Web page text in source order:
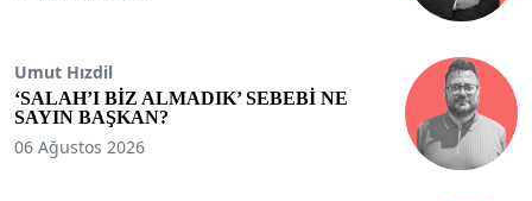
Umut Hızdil
‘SALAH’I BİZ ALMADIK’ SEBEBİ NE
SAYIN BAŞKAN?
06 Ağustos 2026